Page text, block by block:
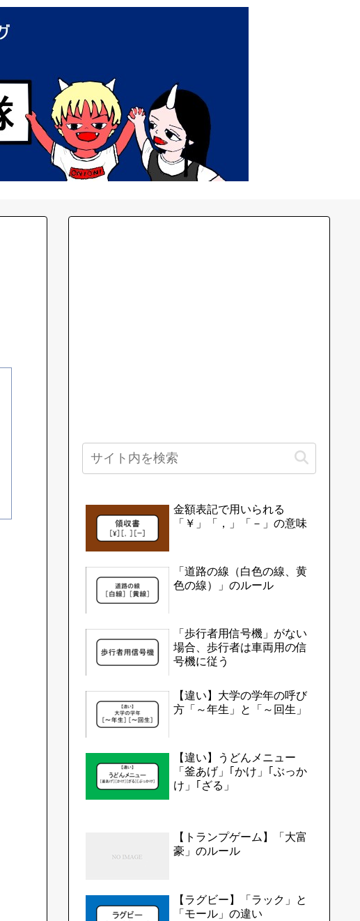
金額表記で用いられる
「￥」「，」「－」の意味
「道路の線（白色の線、黄
色の線）」のルール
「歩行者用信号機」がない
場合、歩行者は車両用の信
号機に従う
【違い】大学の学年の呼び
方「～年生」と「～回生」
【違い】うどんメニュー
「釜あげ」｢かけ」｢ぶっか
け」｢ざる」
【トランプゲーム】「大富
豪」のルール
【ラグビー】「ラック」と
「モール」の違い